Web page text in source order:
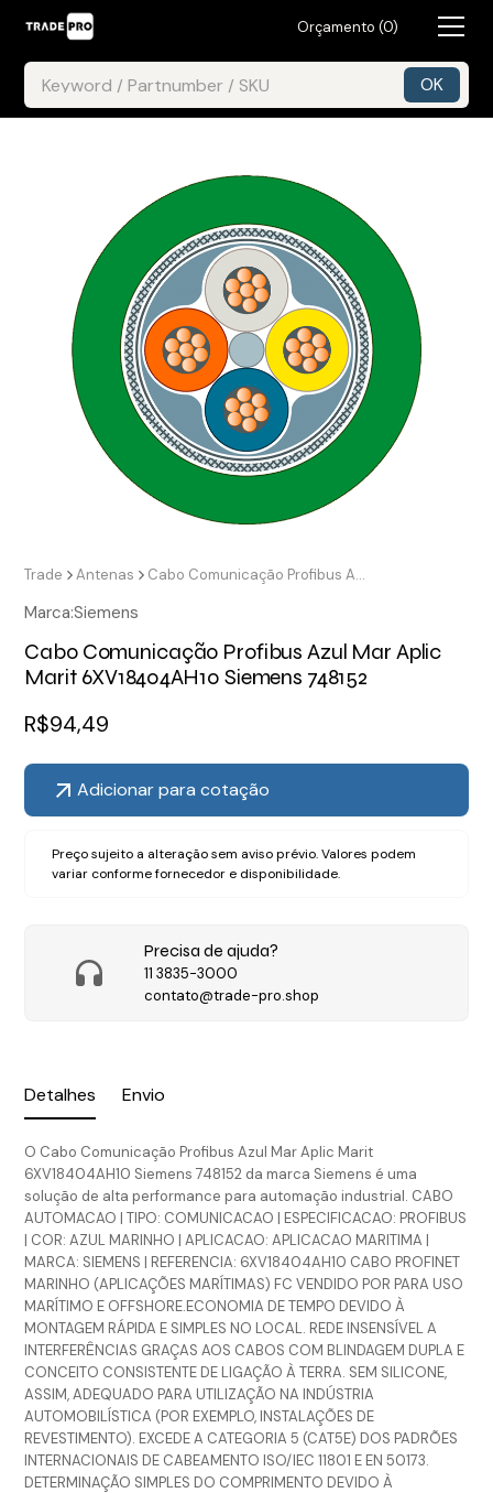
Orçamento (0)
Detalhes Envio
O Cabo Comunicação Profibus Azul Mar Aplic Marit
6XV18404AH10 Siemens 748152 da marca Siemens é uma
solução de alta performance para automação industrial. CABO
AUTOMACAO | TIPO: COMUNICACAO | ESPECIFICACAO: PROFIBUS
| COR: AZUL MARINHO | APLICACAO: APLICACAO MARITIMA |
MARCA: SIEMENS | REFERENCIA: 6XV18404AH10 CABO PROFINET
MARINHO (APLICAÇÕES MARÍTIMAS) FC VENDIDO POR PARA USO
MARÍTIMO E OFFSHORE.ECONOMIA DE TEMPO DEVIDO À
MONTAGEM RÁPIDA E SIMPLES NO LOCAL. REDE INSENSÍVEL A
INTERFERÊNCIAS GRAÇAS AOS CABOS COM BLINDAGEM DUPLA E
CONCEITO CONSISTENTE DE LIGAÇÃO À TERRA. SEM SILICONE,
ASSIM, ADEQUADO PARA UTILIZAÇÃO NA INDÚSTRIA
AUTOMOBILÍSTICA (POR EXEMPLO, INSTALAÇÕES DE
REVESTIMENTO). EXCEDE A CATEGORIA 5 (CAT5E) DOS PADRÕES
INTERNACIONAIS DE CABEAMENTO ISO/IEC 11801 E EN 50173.
DETERMINAÇÃO SIMPLES DO COMPRIMENTO DEVIDO À
Trade Antenas Cabo Comunicação Profibus Azul Mar Aplic Marit 6XV18404AH10 Siemens 748152
Marca:Siemens
Cabo Comunicação Profibus Azul Mar Aplic
Marit 6XV18404AH10 Siemens 748152
R$94,49
Adicionar para cotação
Preço sujeito a alteração sem aviso prévio. Valores podem
variar conforme fornecedor e disponibilidade.
Precisa de ajuda?
11 3835-3000
contato@trade-pro.shop